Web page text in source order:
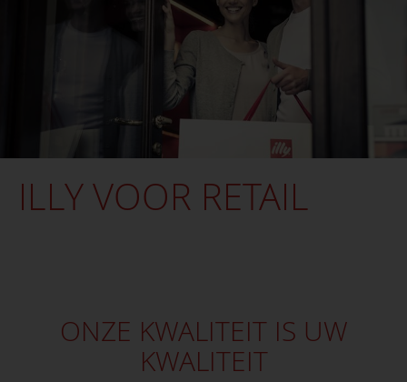
ILLY VOOR RETAIL
ONZE KWALITEIT IS UW
KWALITEIT